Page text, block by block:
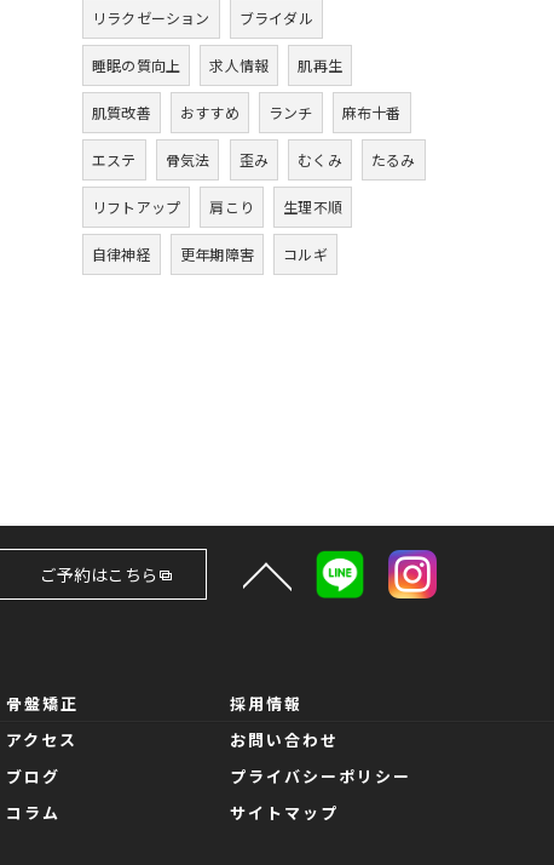
リラクゼーション ブライダル
睡眠の質向上 求人情報 肌再生
肌質改善 おすすめ ランチ 麻布十番
エステ 骨気法 歪み むくみ たるみ
リフトアップ 肩こり 生理不順
自律神経 更年期障害 コルギ
ご予約はこちら
骨盤矯正
アクセス
ブログ
コラム
採用情報
お問い合わせ
プライバシーポリシー
サイトマップ